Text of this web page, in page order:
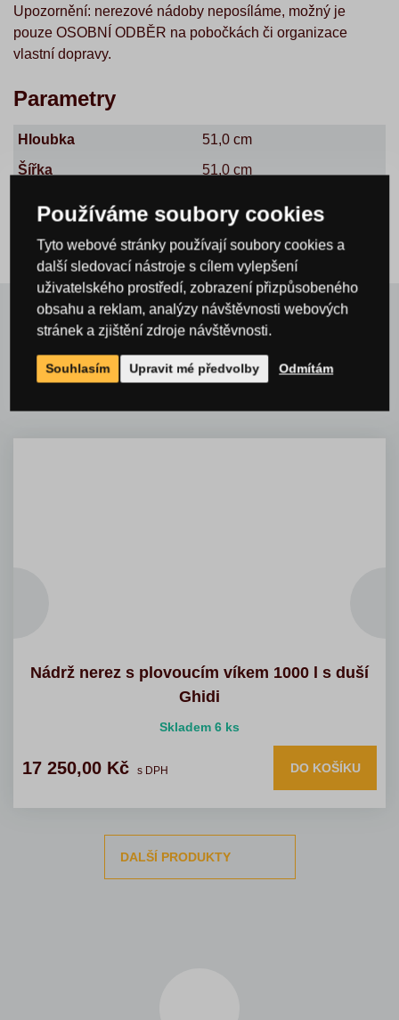
Upozornění: nerezové nádoby neposíláme, možný je
pouze OSOBNÍ ODBĚR na pobočkách či organizace
vlastní dopravy.
Parametry
Hloubka
51,0 cm
Šířka
51,0 cm
Související a příbuzné
produkty
Nádrž nerez s plovoucím víkem 1000 l s duší
Ghidi
Skladem 6 ks
17 250,00 Kč s DPH DO KOŠÍKU
DALŠÍ PRODUKTY
Používáme soubory cookies
Tyto webové stránky používají soubory cookies a
další sledovací nástroje s cílem vylepšení
uživatelského prostředí, zobrazení přizpůsobeného
obsahu a reklam, analýzy návštěvnosti webových
stránek a zjištění zdroje návštěvnosti.
Souhlasím Upravit mé předvolby Odmítám